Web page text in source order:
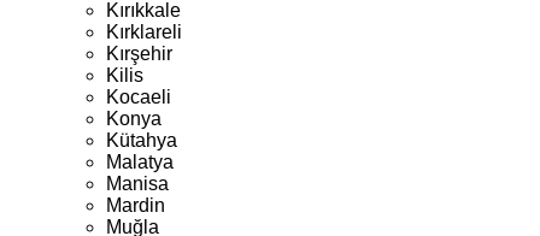
Kırıkkale
Kırklareli
Kırşehir
Kilis
Kocaeli
Konya
Kütahya
Malatya
Manisa
Mardin
Muğla